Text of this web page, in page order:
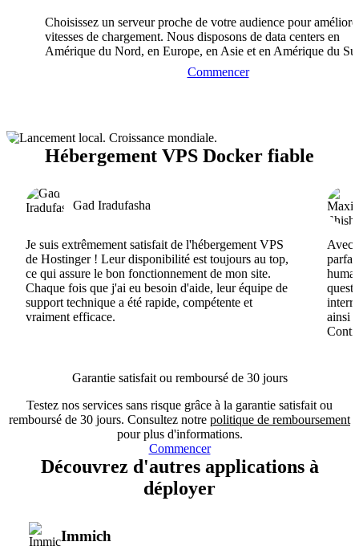
Choisissez un serveur proche de votre audience pour
vitesses de chargement. Nous disposons de data centers en
Amérique du Nord, en Europe, en Asie et en Amérique du
Commencer
Hébergement VPS Docker fiable
Gad Iradufasha
Je suis extrêmement satisfait de l'hébergement VPS
de Hostinger ! Leur disponibilité est toujours au top,
ce qui assure le bon fonctionnement de mon site.
Chaque fois que j'ai eu besoin d'aide, leur équipe de
support technique a été rapide, compétente et
vraiment efficace.
Avec
ainsi
Garantie satisfait ou remboursé de 30 jours
Testez nos services sans risque grâce à la garantie satisfait ou
remboursé de 30 jours. Consultez notre politique de remboursement
pour plus d'informations.
Commencer
Découvrez d'autres applications à
déployer
Immich